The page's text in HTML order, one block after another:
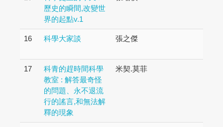
歷史的瞬間,改變世
界的起點v.1
16 科學大家談 張之傑
17
科青的趕時間科學
教室 : 解答最奇怪
的問題、永不退流
行的謠言,和無法解
釋的現象
米契.莫菲